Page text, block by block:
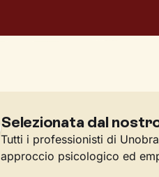
Selezionata dal
Tutti i professionisti di
approccio psicologico ed